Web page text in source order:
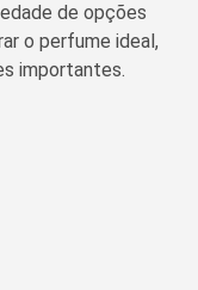
de opções
o perfume ideal,
importantes.